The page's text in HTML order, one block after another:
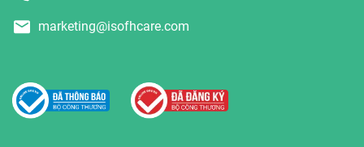
marketing@isofhcare.com